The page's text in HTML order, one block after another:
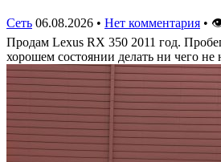
Сеть 06.08.2026 • Нет комментария •
Продам Lexus RX 350 2011 год.
хорошем состоянии делать ни чего